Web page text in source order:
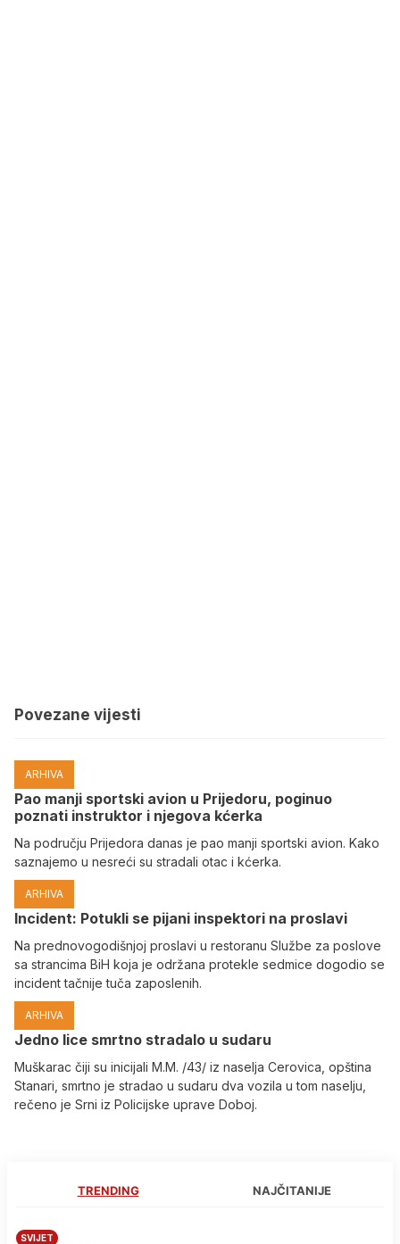
Povezane vijesti
ARHIVA
Pao manji sportski avion u Prijedoru, poginuo
poznati instruktor i njegova kćerka
Na području Prijedora danas je pao manji sportski avion. Kako
saznajemo u nesreći su stradali otac i kćerka.
ARHIVA
Incident: Potukli se pijani inspektori na proslavi
Na prednovogodišnjoj proslavi u restoranu Službe za poslove
sa strancima BiH koja je održana protekle sedmice dogodio se
incident tačnije tuča zaposlenih.
ARHIVA
Јedno lice smrtno stradalo u sudaru
Muškarac čiji su inicijali M.M. /43/ iz naselja Cerovica, opština
Stanari, smrtno je stradao u sudaru dva vozila u tom naselju,
rečeno je Srni iz Policijske uprave Doboj.
TRENDING NAJČITANIJE
SVIJET